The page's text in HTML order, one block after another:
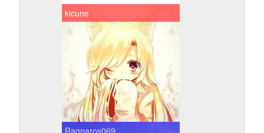
kicune
Ragnaros069